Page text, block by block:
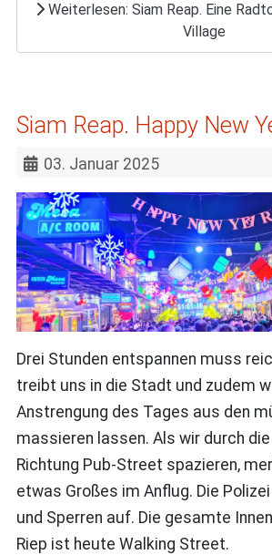
Weiterlesen: Siam Reap. Eine
Village
Siam Reap. Happy New
03. Januar 2025
Drei Stunden entspannen muss
treibt uns in die Stadt und zudem
Anstrengung des Tages aus den
massieren lassen. Als wir durch
Richtung Pub-Street spazieren,
etwas Großes im Anflug. Die
und Sperren auf. Die gesamte
Riep ist heute Walking Street.